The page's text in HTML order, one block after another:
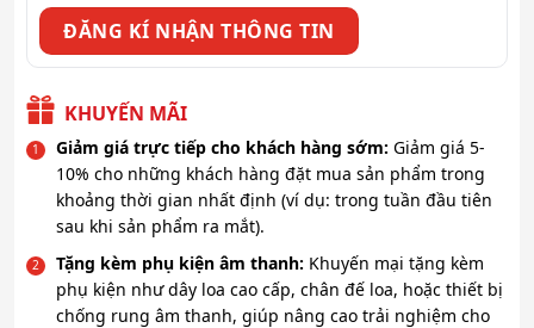
KHUYẾN MÃI
Giảm giá trực tiếp cho khách hàng sớm: Giảm giá 5-
10% cho những khách hàng đặt mua sản phẩm trong
khoảng thời gian nhất định (ví dụ: trong tuần đầu tiên
sau khi sản phẩm ra mắt).
Tặng kèm phụ kiện âm thanh: Khuyến mại tặng kèm
phụ kiện như dây loa cao cấp, chân đế loa, hoặc thiết bị
chống rung âm thanh, giúp nâng cao trải nghiệm cho